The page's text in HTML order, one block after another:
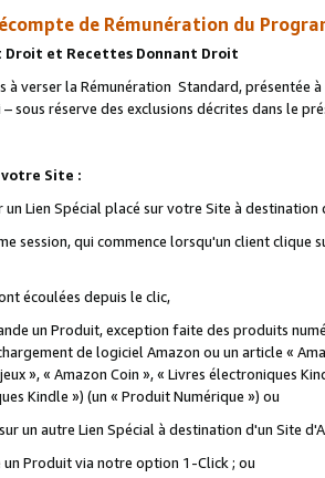
de Rémunération du
Droit et Recettes Donnant Droit
à verser la Rémunération Standard, présentée
– sous réserve des exclusions décrites dans le
votre Site :
Lien Spécial placé sur votre Site à destination
session, qui commence lorsqu'un client
écoulées depuis le clic,
un Produit, exception faite des produits
de logiciel Amazon ou un article «
», « Amazon Coin », « Livres électroniques
Kindle ») (un « Produit Numérique ») ou
un autre Lien Spécial à destination d'un Site
Produit via notre option 1-Click ; ou